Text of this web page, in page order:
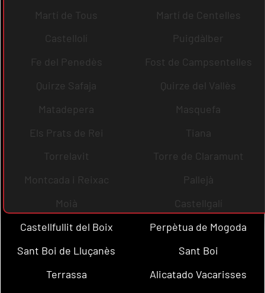
Martí de Tous
Martí de Centelles
Castellolí
Puigdàlber
Fe del Penedès
Fost de Campsentelles
Quirze Safaja
Quirze del Vallès
Matadepera
Masquefa
Els Prats de Rei
Tiana
Torrelavit
Torre de Claramunt
Montcada i Reixac
Pallejà
Moià
Castellgalí
Castellfullit del Boix
Perpètua de Mogoda
Sant Boi de Lluçanès
Sant Boi
Terrassa
Alicatado Vacarisses